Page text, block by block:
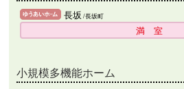
長坂 /長坂町
満室
小規模多機能ホーム